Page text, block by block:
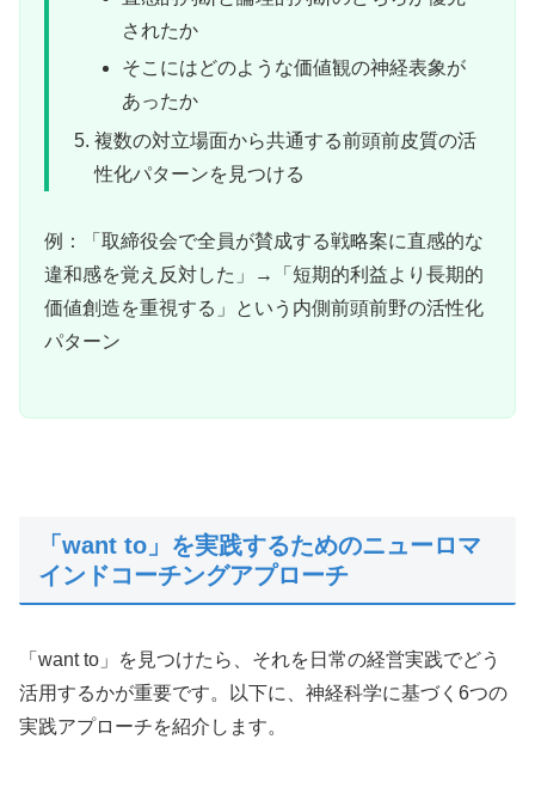
されたか
そこにはどのような価値観の神経表象が
あったか
複数の対立場面から共通する前頭前皮質の活
性化パターンを見つける
例：「取締役会で全員が賛成する戦略案に直感的な
違和感を覚え反対した」→「短期的利益より長期的
価値創造を重視する」という内側前頭前野の活性化
パターン
「want to」を実践するためのニューロマ
インドコーチングアプローチ
「want to」を見つけたら、それを日常の経営実践でどう
活用するかが重要です。以下に、神経科学に基づく6つの
実践アプローチを紹介します。